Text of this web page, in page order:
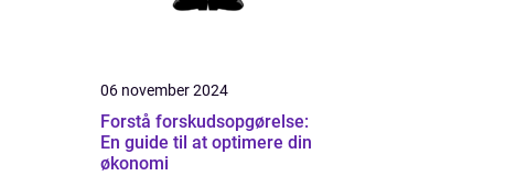
06 november 2024
Forstå forskudsopgørelse:
En guide til at optimere din
økonomi